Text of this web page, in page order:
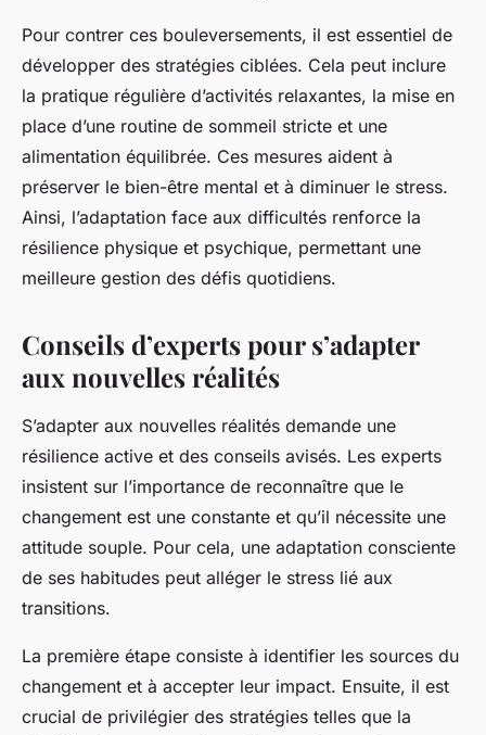
Pour contrer ces bouleversements, il est essentiel de
développer des stratégies ciblées. Cela peut inclure
la pratique régulière d’activités relaxantes, la mise en
place d’une routine de sommeil stricte et une
alimentation équilibrée. Ces mesures aident à
préserver le bien-être mental et à diminuer le stress.
Ainsi, l’adaptation face aux difficultés renforce la
résilience physique et psychique, permettant une
meilleure gestion des défis quotidiens.
Conseils d’experts pour s’adapter
aux nouvelles réalités
S’adapter aux nouvelles réalités demande une
résilience active et des conseils avisés. Les experts
insistent sur l’importance de reconnaître que le
changement est une constante et qu’il nécessite une
attitude souple. Pour cela, une adaptation consciente
de ses habitudes peut alléger le stress lié aux
transitions.
La première étape consiste à identifier les sources du
changement et à accepter leur impact. Ensuite, il est
crucial de privilégier des stratégies telles que la